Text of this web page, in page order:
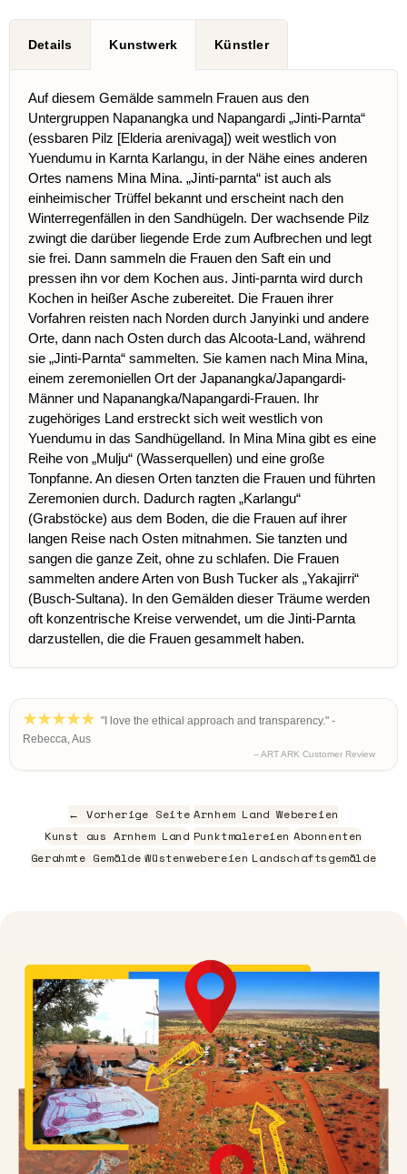
Details Kunstwerk Künstler
Auf diesem Gemälde sammeln Frauen aus den
Untergruppen Napanangka und Napangardi „Jinti-Parnta“
(essbaren Pilz [Elderia arenivaga]) weit westlich von
Yuendumu in Karnta Karlangu, in der Nähe eines anderen
Ortes namens Mina Mina. „Jinti-parnta“ ist auch als
einheimischer Trüffel bekannt und erscheint nach den
Winterregenfällen in den Sandhügeln. Der wachsende Pilz
zwingt die darüber liegende Erde zum Aufbrechen und legt
sie frei. Dann sammeln die Frauen den Saft ein und
pressen ihn vor dem Kochen aus. Jinti-parnta wird durch
Kochen in heißer Asche zubereitet. Die Frauen ihrer
Vorfahren reisten nach Norden durch Janyinki und andere
Orte, dann nach Osten durch das Alcoota-Land, während
sie „Jinti-Parnta“ sammelten. Sie kamen nach Mina Mina,
einem zeremoniellen Ort der Japanangka/Japangardi-
Männer und Napanangka/Napangardi-Frauen. Ihr
zugehöriges Land erstreckt sich weit westlich von
Yuendumu in das Sandhügelland. In Mina Mina gibt es eine
Reihe von „Mulju“ (Wasserquellen) und eine große
Tonpfanne. An diesen Orten tanzten die Frauen und führten
Zeremonien durch. Dadurch ragten „Karlangu“
(Grabstöcke) aus dem Boden, die die Frauen auf ihrer
langen Reise nach Osten mitnahmen. Sie tanzten und
sangen die ganze Zeit, ohne zu schlafen. Die Frauen
sammelten andere Arten von Bush Tucker als „Yakajirri“
(Busch-Sultana). In den Gemälden dieser Träume werden
oft konzentrische Kreise verwendet, um die Jinti-Parnta
darzustellen, die die Frauen gesammelt haben.
"I love the ethical approach and transparency." -
Rebecca, Aus
– ART ARK Customer Review
← Vorherige Seite Arnhem Land Webereien
Kunst aus Arnhem Land Punktmalereien Abonnenten
Gerahmte Gemälde Wüstenwebereien Landschaftsgemälde